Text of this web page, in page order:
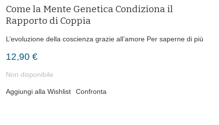
Come la Mente Genetica Condiziona il
Rapporto di Coppia
L’evoluzione della coscienza grazie all’amore Per saperne di più
12,90 €
Non disponibile
Aggiungi alla Wishlist Confronta